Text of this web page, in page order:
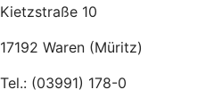
Kietzstraße 10
17192 Waren (Müritz)
Tel.: (03991) 178-0